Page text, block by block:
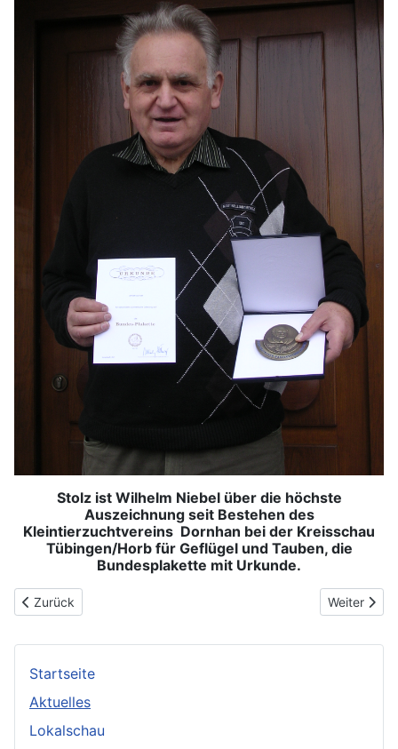
Startseite
Aktuelles
Lokalschau
Stolz ist Wilhelm Niebel über die höchste
Auszeichnung seit Bestehen des
Kleintierzuchtvereins Dornhan bei der Kreisschau
Tübingen/Horb für Geflügel und Tauben, die
Bundesplakette mit Urkunde.
Vorheriger Beitrag: Vereinsmeister bei der Lokalschau ermittelt
Zurück Nächster
Weiter